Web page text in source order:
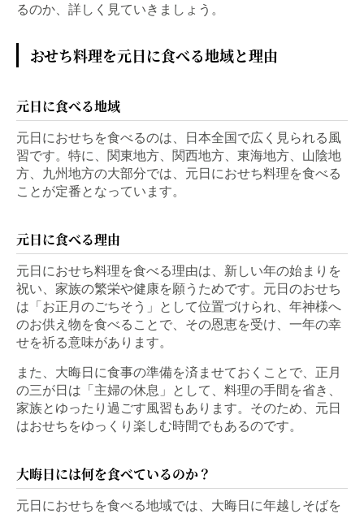
るのか、詳しく見ていきましょう。
おせち料理を元日に食べる地域と理由
元日に食べる地域
元日におせちを食べるのは、日本全国で広く見られる風
習です。特に、関東地方、関西地方、東海地方、山陰地
方、九州地方の大部分では、元日におせち料理を食べる
ことが定番となっています。
元日に食べる理由
元日におせち料理を食べる理由は、新しい年の始まりを
祝い、家族の繁栄や健康を願うためです。元日のおせち
は「お正月のごちそう」として位置づけられ、年神様へ
のお供え物を食べることで、その恩恵を受け、一年の幸
せを祈る意味があります。
また、大晦日に食事の準備を済ませておくことで、正月
の三が日は「主婦の休息」として、料理の手間を省き、
家族とゆったり過ごす風習もあります。そのため、元日
はおせちをゆっくり楽しむ時間でもあるのです。
大晦日には何を食べているのか？
元日におせちを食べる地域では、大晦日に年越しそばを